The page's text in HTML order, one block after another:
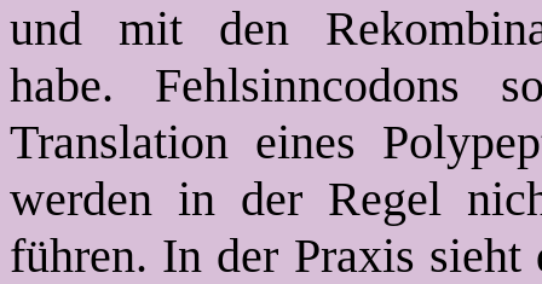
und mit den
habe. Fehlsinncodons
Translation eines
werden in der Regel
führen. In der Praxis